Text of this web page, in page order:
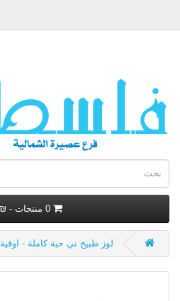
0 منتجات - ₪0.00
لوز طبيخ ني حبة كاملة - اوقية